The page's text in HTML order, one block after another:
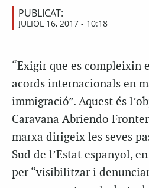
PUBLICAT:
JULIOL 16, 2017 - 10:18
“Exigir que es compleixin
acords internacionals en
immigració”. Aquest és
Caravana Abriendo
marxa dirigeix les seves
Sud de l’Estat espanyol,
per “visibilitzar i